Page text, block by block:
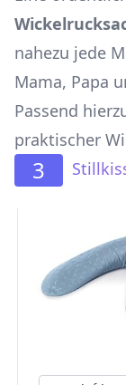
nahezu jede
Mama, Papa
Passend
praktischer
3